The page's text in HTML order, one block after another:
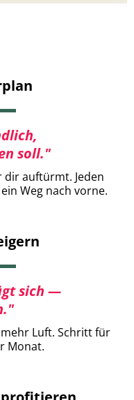
soll."
dir auftürmt. Jeden
Weg nach vorne.
sich —
Luft. Schritt für
Monat.